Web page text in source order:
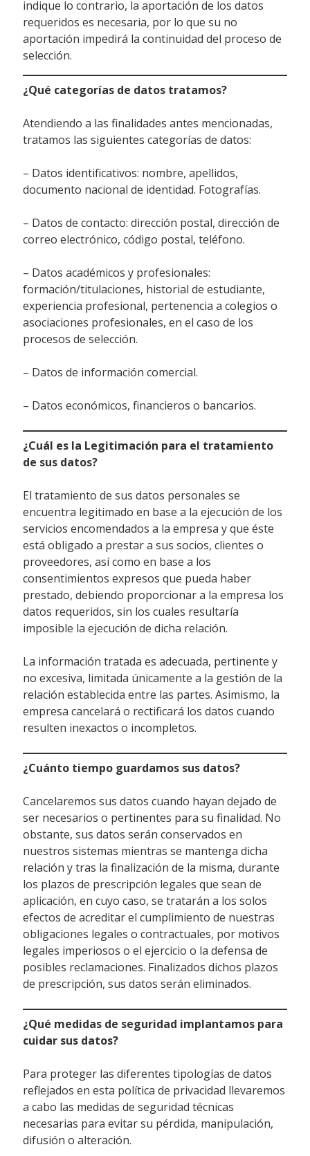
indique lo contrario, la aportación de los datos
requeridos es necesaria, por lo que su no
aportación impedirá la continuidad del proceso de
selección.
¿Qué categorías de datos tratamos?
Atendiendo a las finalidades antes mencionadas,
tratamos las siguientes categorías de datos:
– Datos identificativos: nombre, apellidos,
documento nacional de identidad. Fotografías.
– Datos de contacto: dirección postal, dirección de
correo electrónico, código postal, teléfono.
– Datos académicos y profesionales:
formación/titulaciones, historial de estudiante,
experiencia profesional, pertenencia a colegios o
asociaciones profesionales, en el caso de los
procesos de selección.
– Datos de información comercial.
– Datos económicos, financieros o bancarios.
¿Cuál es la Legitimación para el tratamiento
de sus datos?
El tratamiento de sus datos personales se
encuentra legitimado en base a la ejecución de los
servicios encomendados a la empresa y que éste
está obligado a prestar a sus socios, clientes o
proveedores, así como en base a los
consentimientos expresos que pueda haber
prestado, debiendo proporcionar a la empresa los
datos requeridos, sin los cuales resultaría
imposible la ejecución de dicha relación.
La información tratada es adecuada, pertinente y
no excesiva, limitada únicamente a la gestión de la
relación establecida entre las partes. Asimismo, la
empresa cancelará o rectificará los datos cuando
resulten inexactos o incompletos.
¿Cuánto tiempo guardamos sus datos?
Cancelaremos sus datos cuando hayan dejado de
ser necesarios o pertinentes para su finalidad. No
obstante, sus datos serán conservados en
nuestros sistemas mientras se mantenga dicha
relación y tras la finalización de la misma, durante
los plazos de prescripción legales que sean de
aplicación, en cuyo caso, se tratarán a los solos
efectos de acreditar el cumplimiento de nuestras
obligaciones legales o contractuales, por motivos
legales imperiosos o el ejercicio o la defensa de
posibles reclamaciones. Finalizados dichos plazos
de prescripción, sus datos serán eliminados.
¿Qué medidas de seguridad implantamos para
cuidar sus datos?
Para proteger las diferentes tipologías de datos
reflejados en esta política de privacidad llevaremos
a cabo las medidas de seguridad técnicas
necesarias para evitar su pérdida, manipulación,
difusión o alteración.